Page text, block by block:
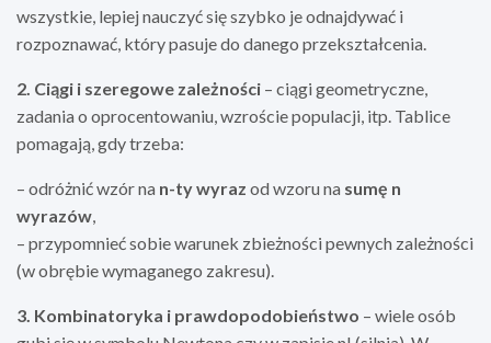
wszystkie, lepiej nauczyć się szybko je odnajdywać i
rozpoznawać, który pasuje do danego przekształcenia.
2. Ciągi i szeregowe zależności – ciągi geometryczne,
zadania o oprocentowaniu, wzroście populacji, itp. Tablice
pomagają, gdy trzeba:
– odróżnić wzór na n-ty wyraz od wzoru na sumę n
wyrazów,
– przypomnieć sobie warunek zbieżności pewnych zależności
(w obrębie wymaganego zakresu).
3. Kombinatoryka i prawdopodobieństwo – wiele osób